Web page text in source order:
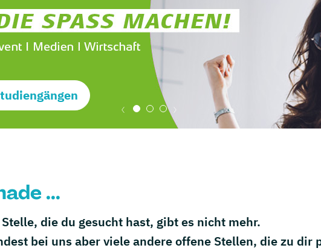
...
die du gesucht hast, gibt es nicht mehr.
bei uns aber viele andere offene Stellen, die zu dir